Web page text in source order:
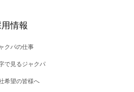
情報
クパの仕事
で見るジャクパ
希望の皆様へ